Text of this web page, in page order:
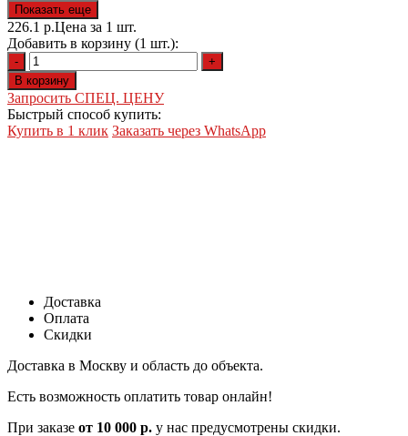
Показать еще
226.1 р.Цена за 1 шт.
Добавить в корзину (1 шт.):
-
+
В корзину
Запросить СПЕЦ. ЦЕНУ
Быстрый способ купить:
Купить в 1 клик Заказать через WhatsApp
Доставка
Оплата
Скидки
Доставка в Москву и область до объекта.
Есть возможность оплатить товар онлайн!
При заказе от 10 000 р. у нас предусмотрены скидки.